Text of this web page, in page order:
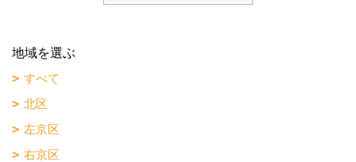
地域を選ぶ
すべて
北区
左京区
右京区